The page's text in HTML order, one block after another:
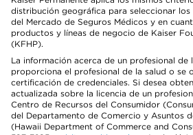
distribución geográfica para seleccionar los
del Mercado de Seguros Médicos y en
productos y líneas de negocio de Kaiser
(KFHP).
La información acerca de un profesional de
proporciona el profesional de la salud o se
certificación de credenciales. Si desea
actualizada sobre la licencia de un
Centro de Recursos del Consumidor
del Departamento de Comercio y Asuntos
(Hawaii Department of Commerce and